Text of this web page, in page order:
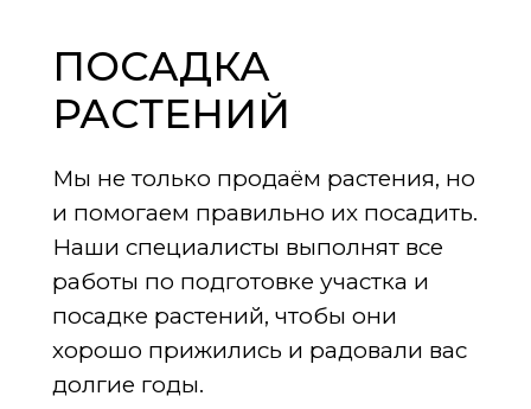
Мы не только продаём растения, но
и помогаем правильно их посадить.
Наши специалисты выполнят все
работы по подготовке участка и
посадке растений, чтобы они
хорошо прижились и радовали вас
долгие годы.
ПОСАДКА
РАСТЕНИЙ